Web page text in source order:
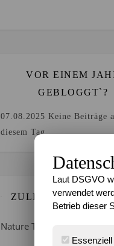
VOR EINEM
GEBLOGGT`?
07.08.2025 Keine Beiträge
diesem Tag.
ZULETZT
Nature Thursday 21/2026 –
Laut DSGVO
verwendet
Betrieb dieser
Essenziell